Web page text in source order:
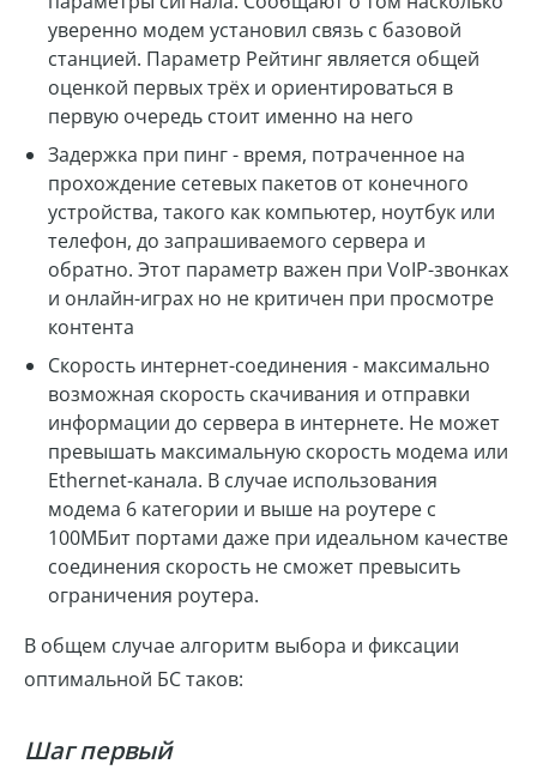
уверенно модем установил связь с базовой
станцией. Параметр Рейтинг является общей
оценкой первых трёх и ориентироваться в
первую очередь стоит именно на него
Задержка при пинг - время, потраченное на
прохождение сетевых пакетов от конечного
устройства, такого как компьютер, ноутбук или
телефон, до запрашиваемого сервера и
обратно. Этот параметр важен при VoIP-звонках
и онлайн-играх но не критичен при просмотре
контента
Скорость интернет-соединения - максимально
возможная скорость скачивания и отправки
информации до сервера в интернете. Не может
превышать максимальную скорость модема или
Ethernet-канала. В случае использования
модема 6 категории и выше на роутере с
100МБит портами даже при идеальном качестве
соединения скорость не сможет превысить
ограничения роутера.
В общем случае алгоритм выбора и фиксации
оптимальной БС таков:
Шаг первый